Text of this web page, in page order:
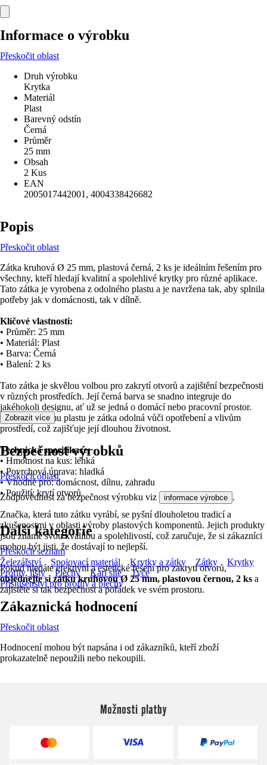
Informace o výrobku
Přeskočit oblast
Druh výrobku
Krytka
Materiál
Plast
Barevný odstín
Černá
Průměr
25 mm
Obsah
2 Kus
EAN
2005017442001, 4004338426682
Popis
Přeskočit oblast
Zátka kruhová Ø 25 mm, plastová černá, 2 ks je ideálním řešením pro
všechny, kteří hledají kvalitní a spolehlivé krytky pro různé aplikace.
Tato zátka je vyrobena z odolného plastu a je navržena tak, aby splnila
potřeby jak v domácnosti, tak v dílně.
Klíčové vlastnosti:
• Průměr: 25 mm
• Materiál: Plast
• Barva: Černá
• Balení: 2 ks
Tato zátka je skvělou volbou pro zakrytí otvorů a zajištění bezpečnosti
v různých prostředích. Její černá barva se snadno integruje do
jakéhokoli designu, ať už se jedná o domácí nebo pracovní prostor.
Díky kvalitnímu plastu je zátka odolná vůči opotřebení a vlivům
prostředí, což zajišťuje její dlouhou životnost.
Technická specifikace:
• Hmotnost na kus: lehká
• Povrchová úprava: hladká
• Vhodné pro: domácnost, dílnu, zahradu
• Použití: krytí otvorů
Značka, která tuto zátku vyrábí, se pyšní dlouholetou tradicí a
zkušenostmi v oblasti výroby plastových komponentů. Jejich produkty
jsou známé svou kvalitou a spolehlivostí, což zaručuje, že si zákazníci
mohou být jisti, že dostávají to nejlepší.
Pokud hledáte efektivní a estetické řešení pro zakrytí otvorů,
objednejte si zátku kruhovou Ø 25 mm, plastovou černou, 2 ks a
zajistěte si tak bezpečnost a pořádek ve svém prostoru.
Zobrazit více
Bezpečnost výrobků
Přeskočit oblast
Zodpovědnost za bezpečnost výrobku viz informace výrobce .
Další kategorie
Přeskočit seznam
Železářství
Spojovací materiál Krytky a zátky Zátky
Krytky
Profily, lišty
Plechy Kari sítě
Tyče
Příslušenství pro profily a plechy
Zákaznická hodnocení
Přeskočit oblast
Hodnocení mohou být napsána i od zákazníků, kteří zboží
prokazatelně nepoužili nebo nekoupili.
Možnosti platby